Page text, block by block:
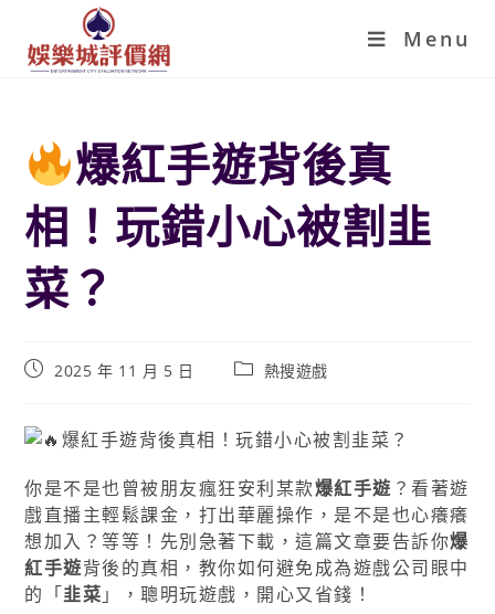
Menu
爆紅手遊背後真
相！玩錯小心被割韭
菜？
2025 年 11 月 5 日 熱搜遊戲
你是不是也曾被朋友瘋狂安利某款爆紅手遊 ？看著遊
戲直播主輕鬆課金，打出華麗操作，是不是也心癢癢
想加入？等等！先別急著下載，這篇文章要告訴你爆
紅手遊背後的真相，教你如何避免成為遊戲公司眼中
的「韭菜 」，聰明玩遊戲，開心又省錢！